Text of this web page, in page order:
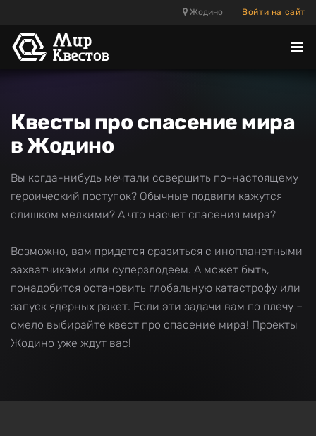
Жодино Войти на сайт
Квесты про спасение мира
в Жодино
Вы когда-нибудь мечтали совершить по-настоящему
героический поступок? Обычные подвиги кажутся
слишком мелкими? А что насчет спасения мира?
Возможно, вам придется сразиться с инопланетными
захватчиками или суперзлодеем. А может быть,
понадобится остановить глобальную катастрофу или
запуск ядерных ракет. Если эти задачи вам по плечу –
смело выбирайте квест про спасение мира! Проекты
Жодино уже ждут вас!